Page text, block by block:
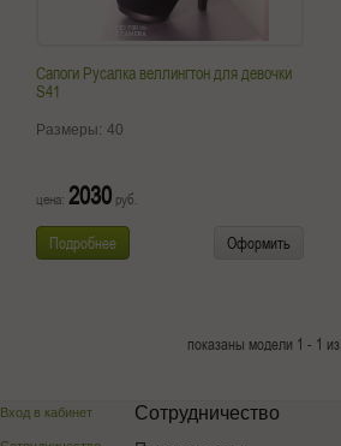
Сапоги Русалка веллингтон для девочки
S41
Размеры: 40
цена: 2030 руб.
Подробнее Оформить
показаны модели 1 - 1 из
Вход в кабинет Сотрудничество